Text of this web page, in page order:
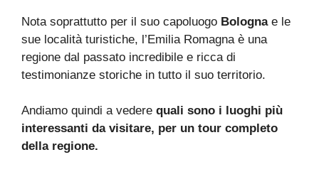
Nota soprattutto per il suo capoluogo Bolognae le
sue località turistiche, l’Emilia Romagna è una
regione dal passato incredibile e ricca di
testimonianze storiche in tutto il suo territorio.
Andiamo quindi a vedere quali sono i luoghi più
interessanti da visitare, per un tour completo
della regione.